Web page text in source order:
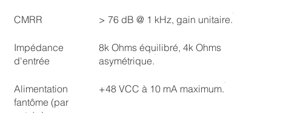
CMRR > 76 dB @ 1 kHz, gain unitaire.
Impédance
d'entrée
8k Ohms équilibré, 4k Ohms
asymétrique.
Alimentation
fantôme (par
+48 VCC à 10 mA maximum.